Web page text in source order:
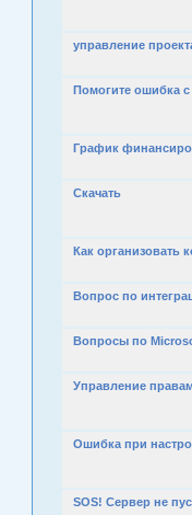
управление
Помогите ошибка
График
Скачать
Как организовать
Вопрос по
Вопросы по
Управление
Ошибка при
SOS! Сервер не